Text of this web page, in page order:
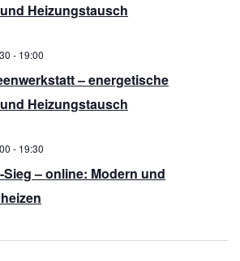
Heizungstausch
– energetische
Heizungstausch
- 19:00
Sieg – online: Modern und
- 19:30